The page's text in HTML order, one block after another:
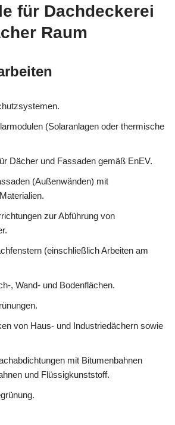
für Dachdeckerei
Raum
(Solaranlagen oder thermische
Dächer und Fassaden gemäß EnEV.
(Außenwänden) mit
zur Abführung von
(einschließlich Arbeiten am
, Wand- und Bodenflächen.
von Haus- und Industriedächern sowie
mit Bitumenbahnen
und Flüssigkunststoff.